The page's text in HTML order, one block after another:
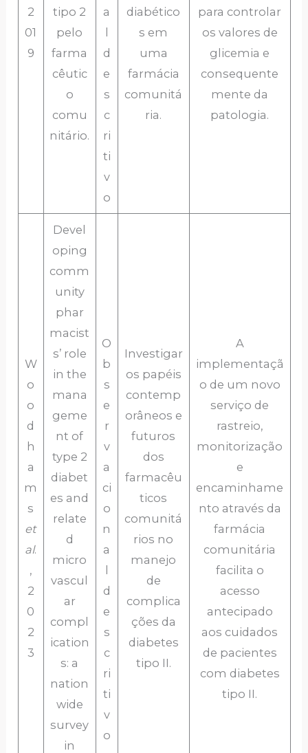
2
01
9
tipo 2
pelo
farma
cêutic
o
comu
nitário.
a
l
d
e
s
c
ri
ti
v
o
diabético
s em
uma
farmácia
comunitá
ria.
para controlar
os valores de
glicemia e
consequente
mente da
patologia.
W
o
o
d
h
a
m
s
et
al.
,
2
0
2
3
Devel
oping
comm
unity
phar
macist
s’ role
in the
mana
geme
nt of
type 2
diabet
es and
relate
d
micro
vascul
ar
compl
ication
s: a
nation
wide
survey
in
O
b
s
e
r
v
a
ci
o
n
a
l
d
e
s
c
ri
ti
v
o
Investigar
os papéis
contemp
orâneos e
futuros
dos
farmacêu
ticos
comunitá
rios no
manejo
de
complica
ções da
diabetes
tipo II.
A
implementaçã
o de um novo
serviço de
rastreio,
monitorização
e
encaminhame
nto através da
farmácia
comunitária
facilita o
acesso
antecipado
aos cuidados
de pacientes
com diabetes
tipo II.